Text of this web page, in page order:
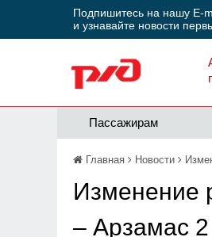
Подпишитесь на нашу E-
и узнавайте новости
Пассажирам
Главная Новости
Изменение
– Арзамас